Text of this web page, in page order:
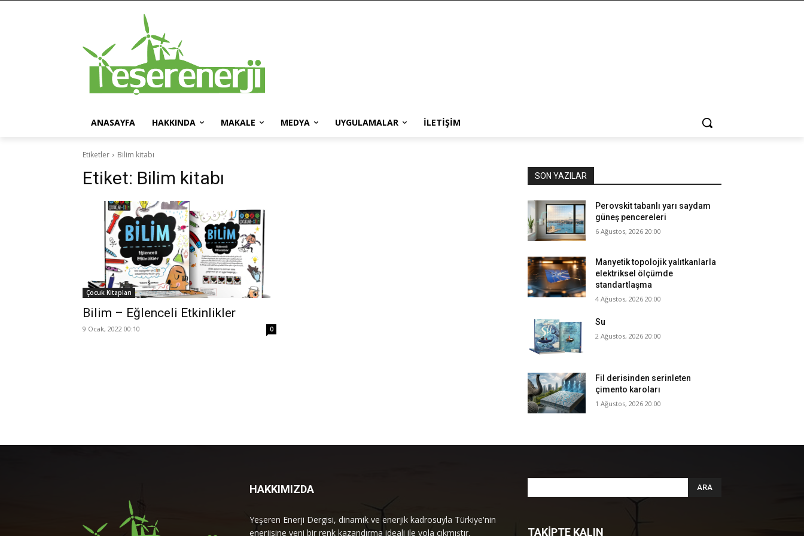
ANASAYFA HAKKINDA MAKALE MEDYA UYGULAMALAR İLETIŞIM
Etiketler Bilim kitabı
Etiket: Bilim kitabı
Çocuk Kitapları
Bilim – Eğlenceli Etkinlikler
9 Ocak, 2022 00:10 0
SON YAZILAR
Perovskit tabanlı yarı saydam
güneş pencereleri
6 Ağustos, 2026 20:00
Manyetik topolojik yalıtkanlarla
elektriksel ölçümde
standartlaşma
4 Ağustos, 2026 20:00
Su
2 Ağustos, 2026 20:00
Fil derisinden serinleten
çimento karoları
1 Ağustos, 2026 20:00
HAKKIMIZDA
Yeşeren Enerji Dergisi, dinamik ve enerjik kadrosuyla Türkiye'nin
enerjisine yeni bir renk kazandırma ideali ile yola çıkmıştır.
ARA
TAKİPTE KALIN